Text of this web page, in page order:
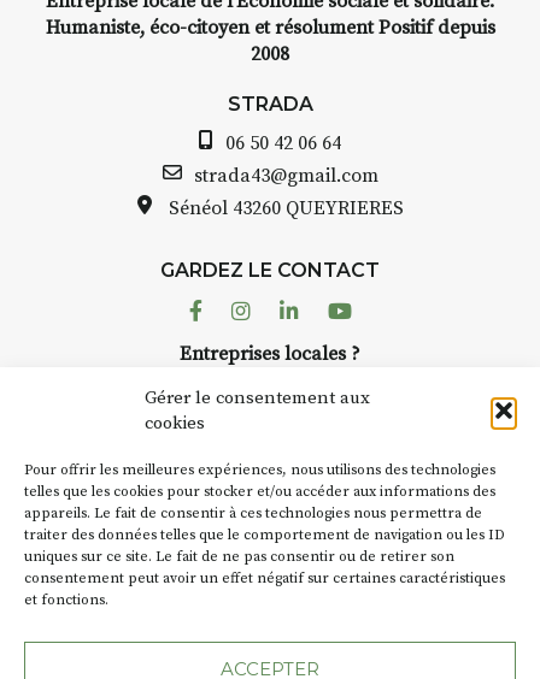
Gérer le consentement aux
cookies
Pour offrir les meilleures expériences, nous utilisons des technologies
telles que les cookies pour stocker et/ou accéder aux informations des
appareils. Le fait de consentir à ces technologies nous permettra de
traiter des données telles que le comportement de navigation ou les ID
uniques sur ce site. Le fait de ne pas consentir ou de retirer son
consentement peut avoir un effet négatif sur certaines caractéristiques
et fonctions.
ACCEPTER
Humaniste, éco-citoyen et résolument Positif depuis
2008
STRADA
06 50 42 06 64
strada43@gmail.com
Sénéol 43260 QUEYRIERES
GARDEZ LE CONTACT
FacebookInstagram
LinkedinYoutube
Entreprises locales ?
Suivez toute l'actu de Strada